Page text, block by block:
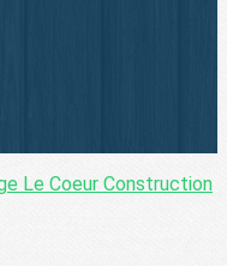
Le Coeur Construction